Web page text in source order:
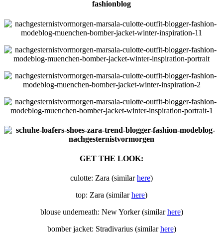
GET THE LOOK:
culotte: Zara (similarhere)
top: Zara (similarhere)
blouse underneath: New Yorker (similarhere)
bomber jacket: Stradivarius (similarhere)